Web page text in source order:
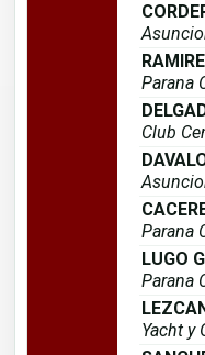
Parana
Club
Parana
LUGO
Parana
Yacht y